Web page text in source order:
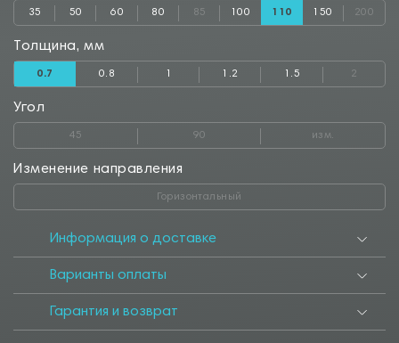
35 50 60 80 85 100 110 150 200
Толщина, мм
0.7 0.8 1.2 1.5 2
Угол
45 90 изм.
Изменение направления
Горизонтальный
Информация о доставке
Варианты оплаты
Гарантия и возврат